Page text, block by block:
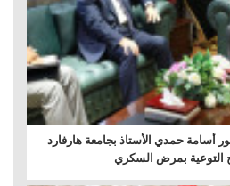
أسامة حمدي الأستاذ بجامعة هارفارد
التوعية بمرض السكري